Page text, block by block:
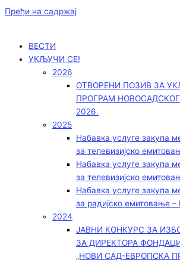
Пређи на садржај
ВЕСТИ
УКЉУЧИ СЕ!
2026
ОТВОРЕНИ ПОЗИВ ЗА
ПРОГРАМ
2026.
2025
Набавка услуге закупа
за телевизијско
Набавка услуге закупа
за телевизијско
Набавка услуге закупа
за радијско емитовање
2024
ЈАВНИ КОНКУРС ЗА
ЗА ДИРЕКТОРА
„НОВИ САД-ЕВРОПСКА